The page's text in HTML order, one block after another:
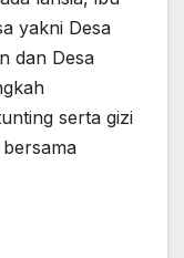
yakni Desa
dan Desa
serta gizi